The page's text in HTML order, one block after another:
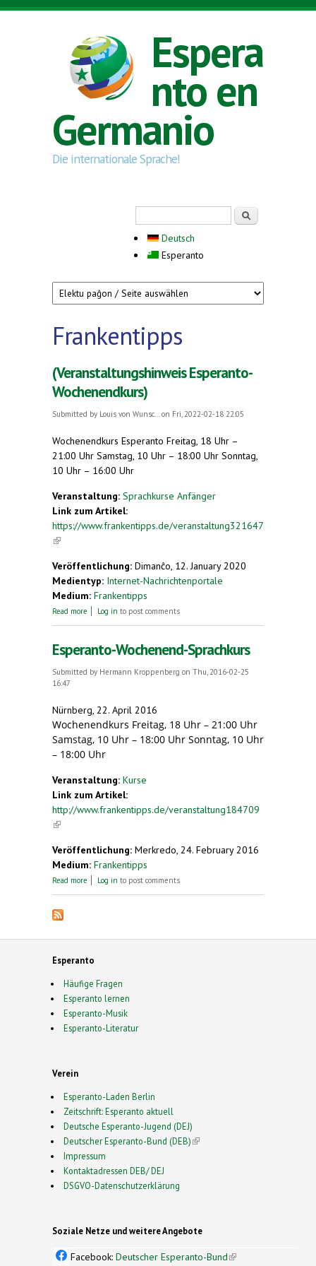
Skip to main content
Espera
nto en
Germanio
Die internationale Sprache!
Deutsch
Esperanto
Frankentipps
(Veranstaltungshinweis Esperanto-
Wochenendkurs)
Submitted by Louis von Wunsc... on Fri, 2022-02-18 22:05
Wochenendkurs Esperanto Freitag, 18 Uhr –
21:00 Uhr Samstag, 10 Uhr – 18:00 Uhr Sonntag,
10 Uhr – 16:00 Uhr
Veranstaltung: Sprachkurse Anfänger
Link zum Artikel:
https://www.frankentipps.de/veranstaltung321647
(link is external)
Veröffentlichung: Dimanĉo, 12. January 2020
Medientyp: Internet-Nachrichtenportale
Medium: Frankentipps
Read more about (Veranstaltungshinweis Esperanto-
Log in to post comments
Esperanto-Wochenend-Sprachkurs
Submitted by Hermann Kroppenberg on Thu, 2016-02-25
16:47
Nürnberg, 22. April 2016
Wochenendkurs Freitag, 18 Uhr – 21:00 Uhr
Samstag, 10 Uhr – 18:00 Uhr Sonntag, 10 Uhr
– 18:00 Uhr
Veranstaltung: Kurse
Link zum Artikel:
http://www.frankentipps.de/veranstaltung184709
(link is external)
Veröffentlichung: Merkredo, 24. February 2016
Medium: Frankentipps
Read more about Esperanto-Wochenend-Sprachkurs
Log in to post comments
Esperanto
Häufige Fragen
Esperanto lernen
Esperanto-Musik
Esperanto-Literatur
Verein
Esperanto-Laden Berlin
Zeitschrift: Esperanto aktuell
Deutsche Esperanto-Jugend (DEJ)
Deutscher Esperanto-Bund (DEB)(link is external)
Impressum
Kontaktadressen DEB/ DEJ
DSGVO-Datenschutzerklärung
Soziale Netze und weitere Angebote
Facebook: Deutscher Esperanto-Bund(link is